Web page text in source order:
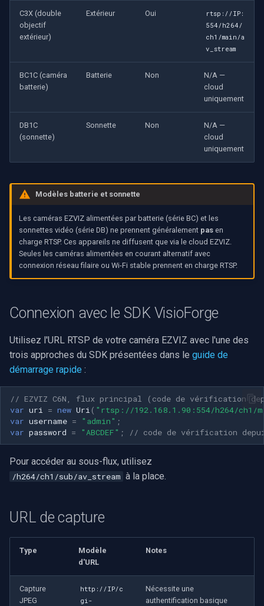
C3X (double
objectif
extérieur)
Extérieur Oui
rtsp://IP:
554/h264/
ch1/main/a
v_stream
BC1C (caméra
batterie)
Batterie Non
N/A —
cloud
uniquement
DB1C
(sonnette)
Sonnette Non
N/A —
cloud
uniquement
Modèles batterie et sonnette
Les caméras EZVIZ alimentées par batterie (série BC) et les
sonnettes vidéo (série DB) ne prennent généralement pas en
charge RTSP. Ces appareils ne diffusent que via le cloud EZVIZ.
Seules les caméras alimentées en courant alternatif avec
connexion réseau filaire ou Wi-Fi stable prennent en charge RTSP.
Connexion avec le SDK VisioForge
Utilisez l'URL RTSP de votre caméra EZVIZ avec l'une des
trois approches du SDK présentées dans le guide de
démarrage rapide :
// EZVIZ C6N, flux principal (code de vérification
var uri = new Uri ( "rtsp://192.168.1.90:554/h264/ch1/
var username = "admin" ;
var password = "ABCDEF" ; // code de vérification
Pour accéder au sous-flux, utilisez
/h264/ch1/sub/av_stream à la place.
URL de capture
Type
Modèle
d'URL
Notes
Capture
JPEG
http://IP/c
gi-
Nécessite une
authentification basique